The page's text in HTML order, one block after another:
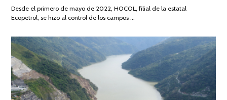
2026
Desde el primero de mayo de 2022, HOCOL, filial de la estatal
Ecopetrol, se hizo al control de los campos …